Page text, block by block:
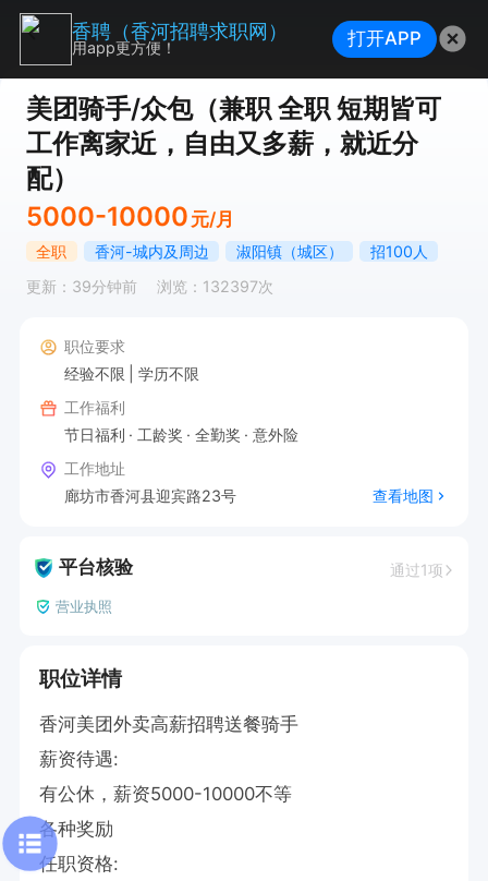
美团骑手/众包（兼职 全职 短期皆可
工作离家近，自由又多薪，就近分
配）
5000-10000 元/月
全职 香河-城内及周边 淑阳镇（城区）
招100人
更新：39分钟前
浏览：132397次
职位要求
经验不限
学历不限
工作福利
节日福利
工龄奖 全勤奖
意外险
工作地址
廊坊市香河县迎宾路23号
查看地图
平台核验 通过1项
营业执照
职位详情
香河美团外卖高薪招聘送餐骑手
薪资待遇:
有公休，薪资5000-10000不等
各种奖励
任职资格:
香聘（香河招聘求职网）
用app更方便！ 打开APP